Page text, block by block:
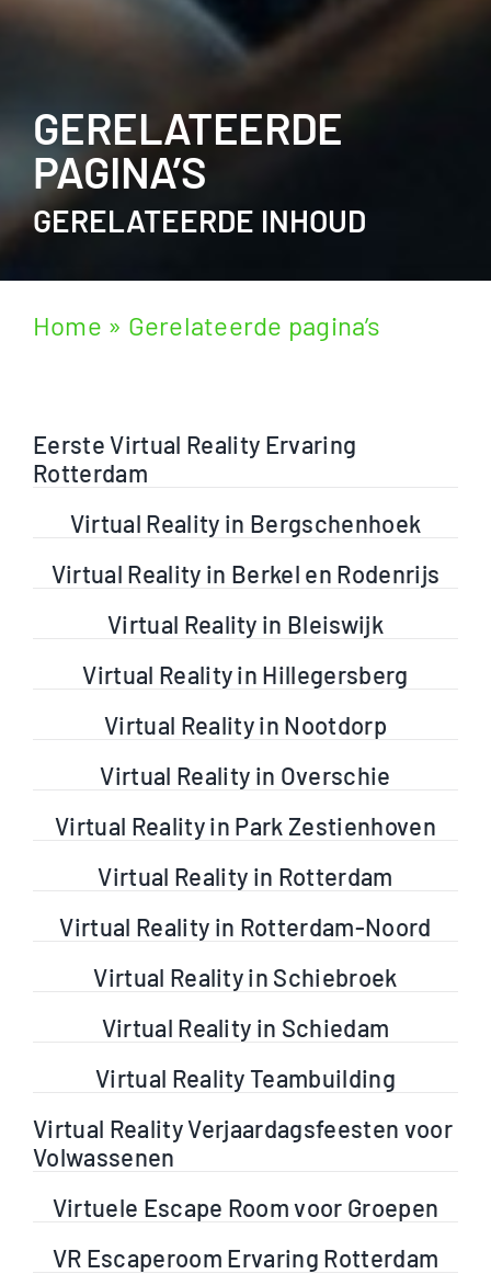
GERELATEERDE
PAGINA’S
GERELATEERDE INHOUD
Home » Gerelateerde pagina’s
Eerste Virtual Reality Ervaring
Rotterdam
Virtual Reality in Bergschenhoek
Virtual Reality in Berkel en Rodenrijs
Virtual Reality in Bleiswijk
Virtual Reality in Hillegersberg
Virtual Reality in Nootdorp
Virtual Reality in Overschie
Virtual Reality in Park Zestienhoven
Virtual Reality in Rotterdam
Virtual Reality in Rotterdam-Noord
Virtual Reality in Schiebroek
Virtual Reality in Schiedam
Virtual Reality Teambuilding
Virtual Reality Verjaardagsfeesten voor
Volwassenen
Virtuele Escape Room voor Groepen
VR Escaperoom Ervaring Rotterdam